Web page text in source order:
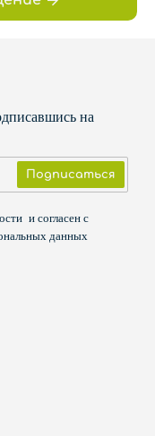
на
Подписаться
и согласен с
данных